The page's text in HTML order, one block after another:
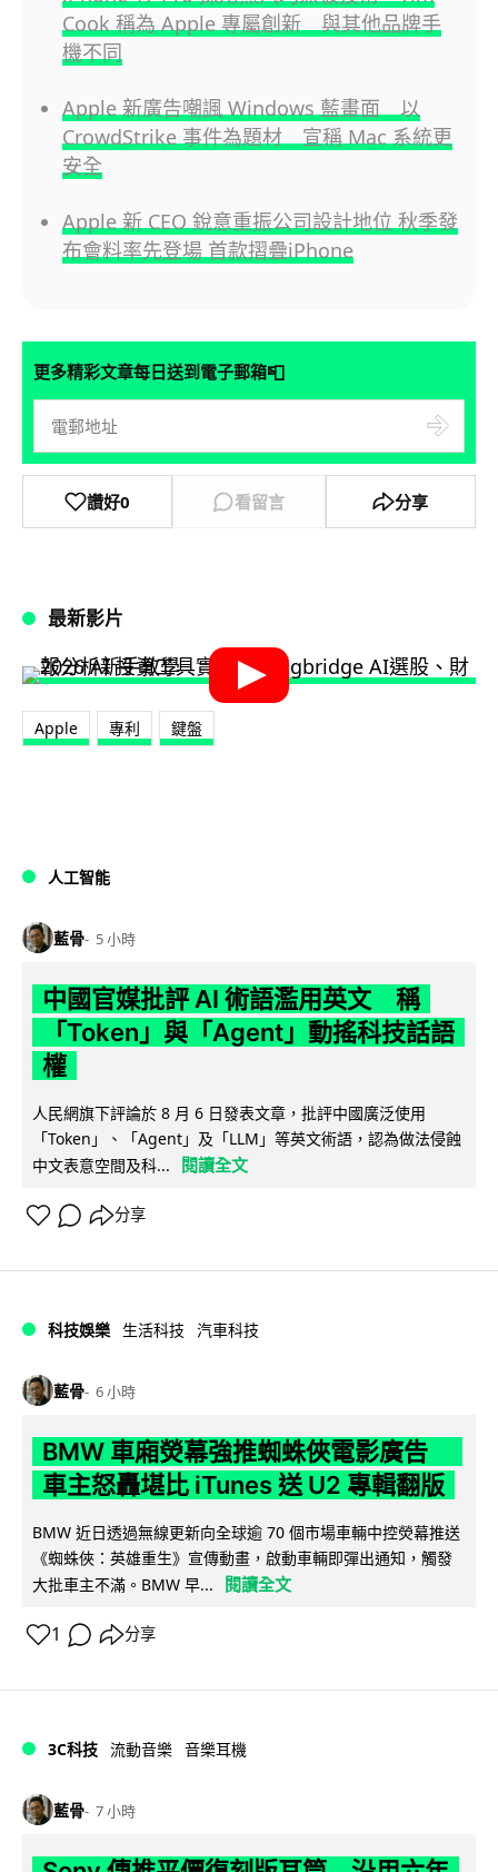
Cook 稱為 Apple 專屬創新 與其他品牌手
機不同
Apple 新廣告嘲諷 Windows 藍畫面 以
CrowdStrike 事件為題材 宣稱 Mac 系統更
安全
Apple 新 CEO 銳意重振公司設計地位 秋季發
布會料率先登場 首款摺疊iPhone
更多精彩文章每日送到電子郵箱📮
讚好0 看留言 分享
最新影片
Apple 專利 鍵盤
人工智能
藍骨 5 小時
中國官媒批評 AI 術語濫用英文 稱
「Token」與「Agent」動搖科技話語
權
人民網旗下評論於 8 月 6 日發表文章，批評中國廣泛使用
「Token」、「Agent」及「LLM」等英文術語，認為做法侵蝕
中文表意空間及科...
閱讀全文
分享
科技娛樂 生活科技 汽車科技
藍骨 6 小時
BMW 車廂熒幕強推蜘蛛俠電影廣告
車主怒轟堪比 iTunes 送 U2 專輯翻版
BMW 近日透過無線更新向全球逾 70 個市場車輛中控熒幕推送
《蜘蛛俠：英雄重生》宣傳動畫，啟動車輛即彈出通知，觸發
大批車主不滿。BMW 早...
閱讀全文
1 分享
3C科技 流動音樂 音樂耳機
藍骨 7 小時